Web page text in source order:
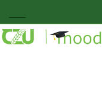
Boční panel